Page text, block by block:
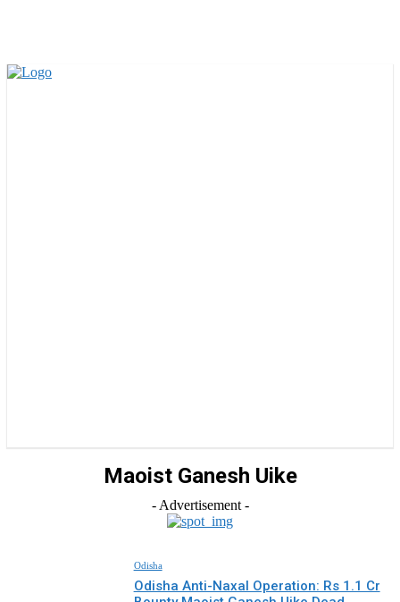
Maoist Ganesh Uike
- Advertisement -
Odisha
Odisha Anti-Naxal Operation: Rs 1.1 Cr